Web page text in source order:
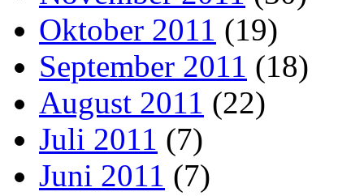
Oktober 2011 (19)
September 2011 (18)
August 2011 (22)
Juli 2011 (7)
Juni 2011 (7)